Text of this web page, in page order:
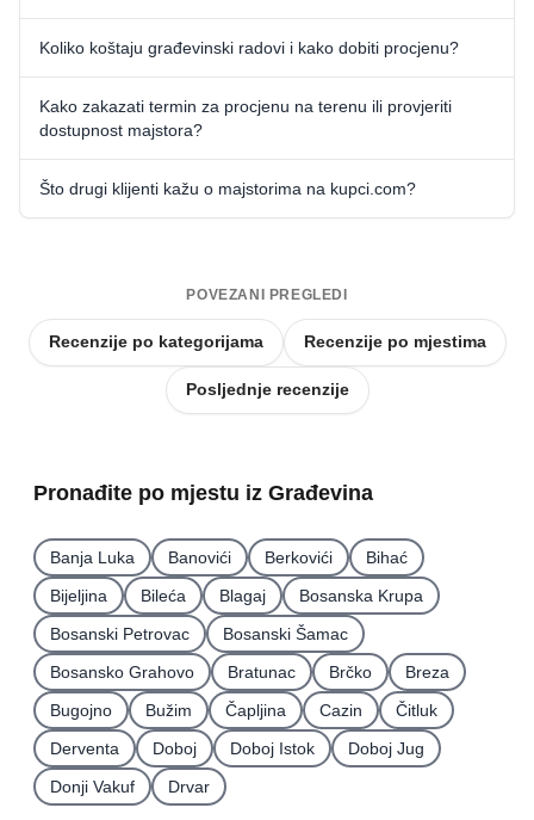
Koliko koštaju građevinski radovi i kako dobiti procjenu?
Kako zakazati termin za procjenu na terenu ili provjeriti
dostupnost majstora?
Što drugi klijenti kažu o majstorima na kupci.com?
POVEZANI PREGLEDI
Recenzije po kategorijama Recenzije po mjestima
Posljednje recenzije
Pronađite po mjestu iz Građevina
Banja Luka Banovići Berkovići
Bihać
Bijeljina
Bileća Blagaj
Bosanska Krupa
Bosanski Petrovac
Bosanski Šamac
Bosansko Grahovo
Bratunac Brčko
Breza
Bugojno
Bužim Čapljina Cazin
Čitluk
Derventa
Doboj Doboj Istok
Doboj Jug
Donji Vakuf
Drvar